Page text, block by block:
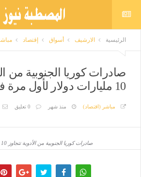
الرئيسية الارشيف أسواق إقتصاد
صادرات كوريا الجنوبية من
10 مليارات دولار لأول مرة في 2025
مباشر (اقتصاد) منذ شهر 0 تعليق
صادرات كوريا الجنوبية من الأدوية تتجاوز 10 مليارات دولار لأول مرة في 2025